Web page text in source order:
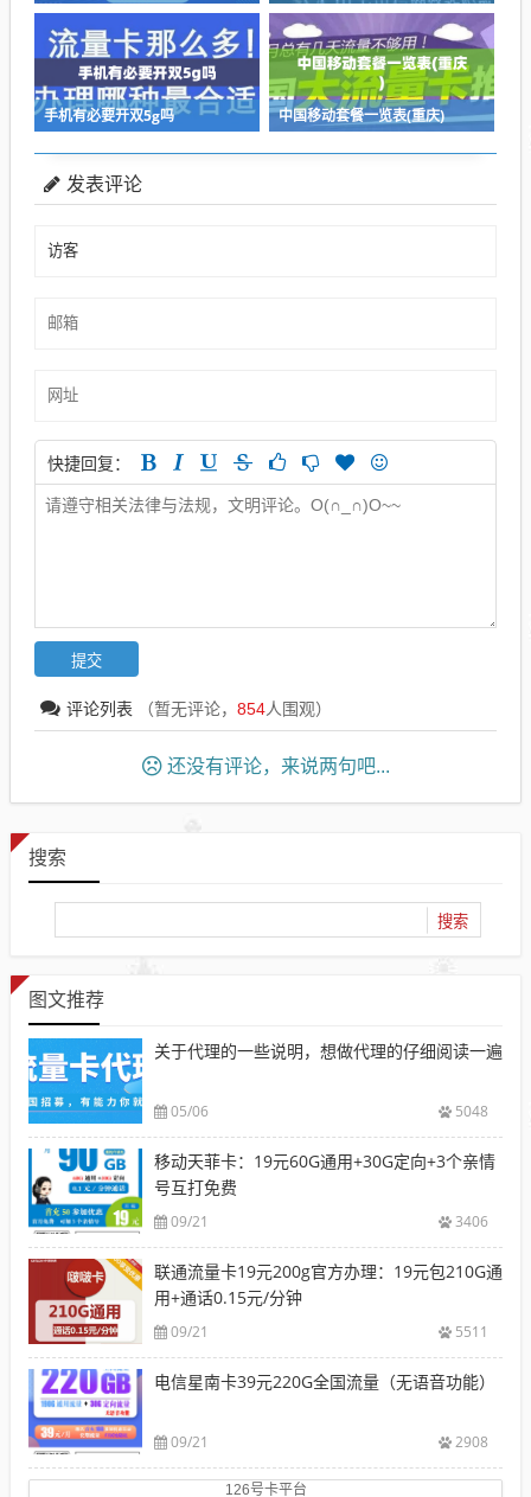
手机有必要开双5g吗 中国移动套餐一览表(重庆)
发表评论
快捷回复：
评论列表 （暂无评论， 854人围观）
还没有评论，来说两句吧...
搜索
图文推荐
关于代理的一些说明，想做代理的仔细阅读一遍
05/06 5048
移动天菲卡：19元60G通用+30G定向+3个亲情
号互打免费
09/21 3406
联通流量卡19元200g官方办理：19元包210G通
用+通话0.15元/分钟
09/21 5511
电信星南卡39元220G全国流量（无语音功能）
09/21 2908
126号卡平台